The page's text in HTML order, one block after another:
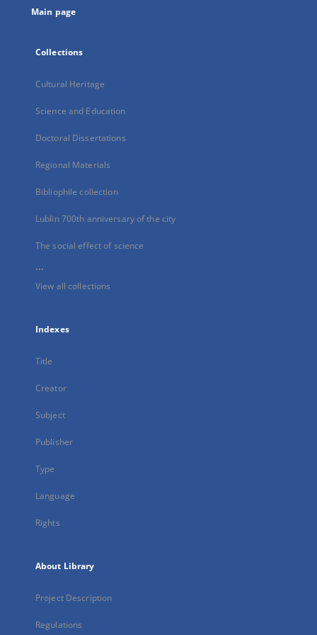
Main page
Collections
Cultural Heritage
Science and Education
Doctoral Dissertations
Regional Materials
Bibliophile collection
Lublin 700th anniversary of the city
The social effect of science
...
View all collections
Indexes
Title
Creator
Subject
Publisher
Type
Language
Rights
About Library
Project Description
Regulations